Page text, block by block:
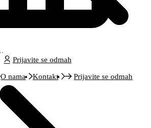
Prijavite se odmah
O nama Kontakt Prijavite se odmah